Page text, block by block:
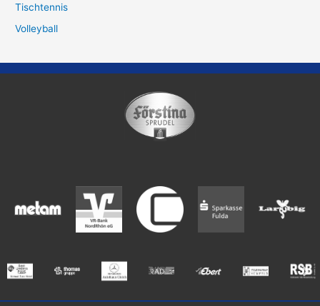
Tischtennis
Volleyball